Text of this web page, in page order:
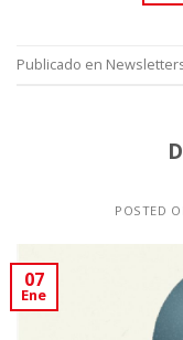
Publicado en
POSTED
07
Ene